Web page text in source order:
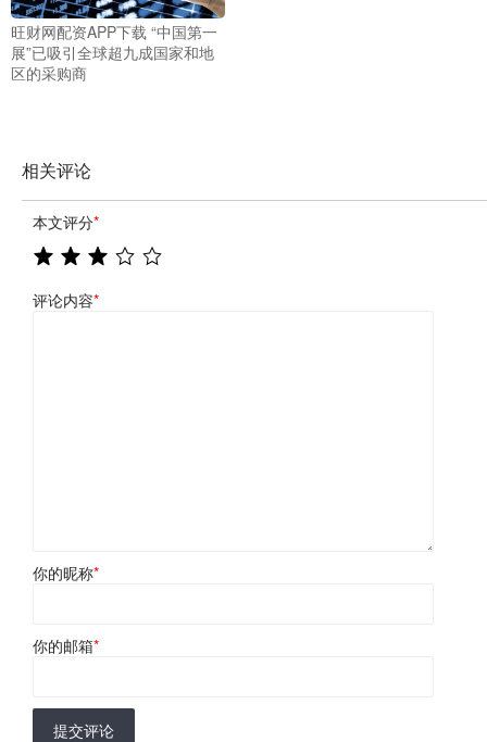
旺财网配资APP下载 “中国第一
展”已吸引全球超九成国家和地
区的采购商
相关评论
本文评分*
评论内容*
你的昵称*
你的邮箱*
提交评论